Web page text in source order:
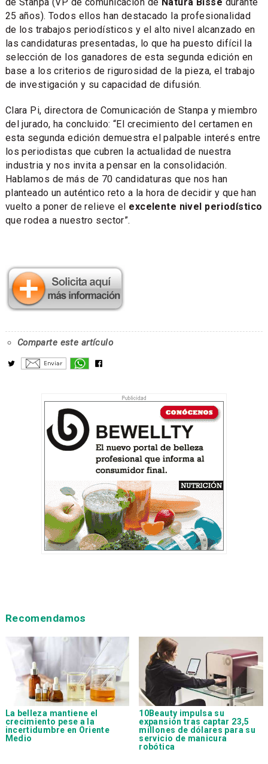
25 años). Todos ellos han destacado la profesionalidad
de los trabajos periodísticos y el alto nivel alcanzado en
las candidaturas presentadas, lo que ha puesto difícil la
selección de los ganadores de esta segunda edición en
base a los criterios de rigurosidad de la pieza, el trabajo
de investigación y su capacidad de difusión.
Clara Pi, directora de Comunicación de Stanpa y miembro
del jurado, ha concluido: “El crecimiento del certamen en
esta segunda edición demuestra el palpable interés entre
los periodistas que cubren la actualidad de nuestra
industria y nos invita a pensar en la consolidación.
Hablamos de más de 70 candidaturas que nos han
planteado un auténtico reto a la hora de decidir y que han
vuelto a poner de relieve el excelente nivel periodístico
que rodea a nuestro sector”.
Comparte este artículo
Recomendamos
La belleza mantiene el
crecimiento pese a la
incertidumbre en Oriente
Medio
10Beauty impulsa su
expansión tras captar 23,5
millones de dólares para su
servicio de manicura
robótica